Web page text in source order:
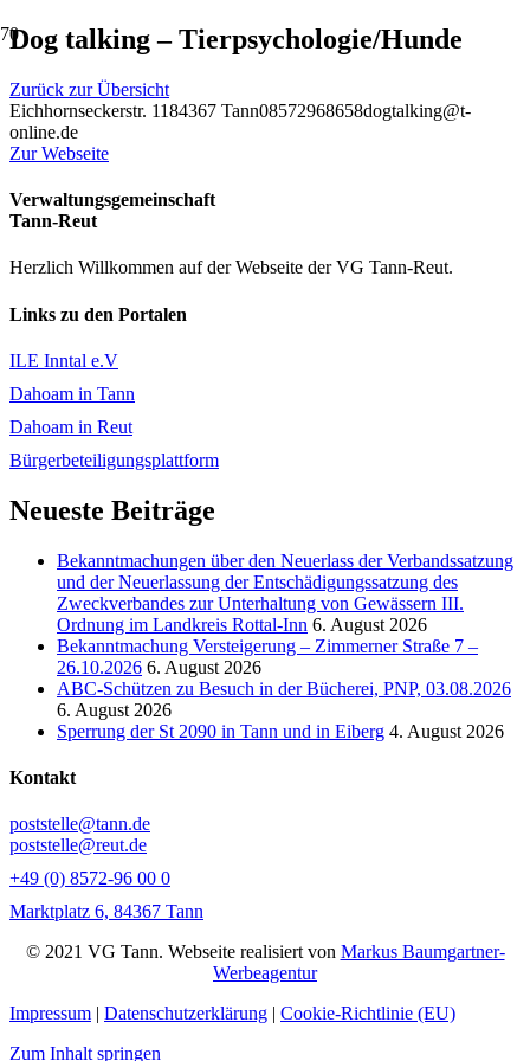
Dog talking – Tierpsychologie/Hunde
Zurück zur Übersicht
Eichhornseckerstr. 1184367 Tann08572968658dogtalking@t-
online.de
Zur Webseite
Verwaltungsgemeinschaft
Tann-Reut
Herzlich Willkommen auf der Webseite der VG Tann-Reut.
Links zu den Portalen
ILE Inntal e.V
Dahoam in Tann
Dahoam in Reut
Bürgerbeteiligungsplattform
Neueste Beiträge
Bekanntmachungen über den Neuerlass der Verbandssatzung
und der Neuerlassung der Entschädigungssatzung des
Zweckverbandes zur Unterhaltung von Gewässern III.
Ordnung im Landkreis Rottal-Inn 6. August 2026
Bekanntmachung Versteigerung – Zimmerner Straße 7 –
26.10.2026 6. August 2026
ABC-Schützen zu Besuch in der Bücherei, PNP, 03.08.2026
6. August 2026
Sperrung der St 2090 in Tann und in Eiberg 4. August 2026
Kontakt
poststelle@tann.de
poststelle@reut.de
+49 (0) 8572-96 00 0
Marktplatz 6, 84367 Tann
© 2021 VG Tann. Webseite realisiert von Markus Baumgartner-
Werbeagentur
Impressum | Datenschutzerklärung | Cookie-Richtlinie (EU)
Zum Inhalt springen